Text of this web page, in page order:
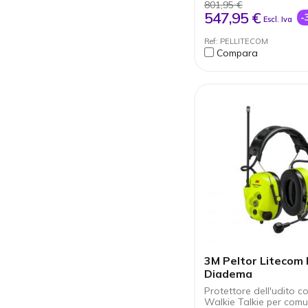
801,95 €
547,95 € Escl. Iva -
Ref: PELLITECOM
Compara
3M Peltor Litecom
Diadema
Protettore dell'udito
Walkie Talkie per